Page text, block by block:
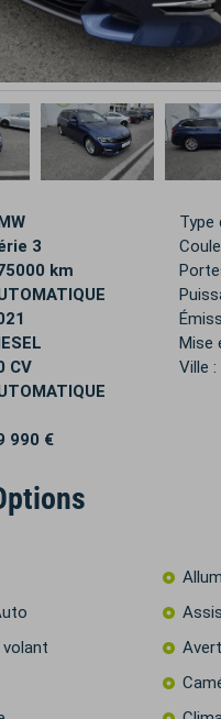
3
km
CV
990 €
Type
Mise
Ville :